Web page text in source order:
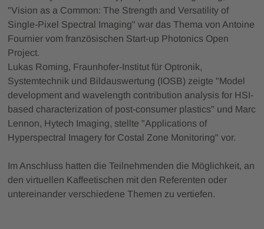
"Vision as a Common: The Strength and Versatility of
Single-Pixel Spectral Imaging" war das Thema von Antoine
Fournier vom französischen Start-up Photonics Open
Project.
Lukas Roming, Fraunhofer-Institut für Optronik,
Systemtechnik und Bildauswertung (IOSB) zeigte "Model
development and wavelength contribution analysis for HSI-
based characterization of post-consumer plastics" und Marc
Lennon, Hytech Imaging, stellte "Applications of
Hyperspectral Imagery for Costal Zone Monitoring" vor.
Im Anschluss hatten die Teilnehmenden die Möglichkeit, an
den virtuellen Kaffeetischen mit den Referenten oder
untereinander verschiedene Themen zu vertiefen.